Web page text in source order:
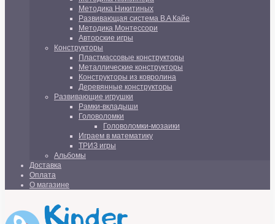
Методика Никитиных
Развивающая система В.А.Кайе
Методика Монтессори
Авторские игры
Конструкторы
Пластмассовые конструкторы
Металлические конструкторы
Конструкторы из ковролина
Деревянные конструкторы
Развивающие игрушки
Рамки-вкладыши
Головоломки
Головоломки-мозаики
Играем в математику
ТРИЗ игры
Альбомы
Доставка
Оплата
О магазине